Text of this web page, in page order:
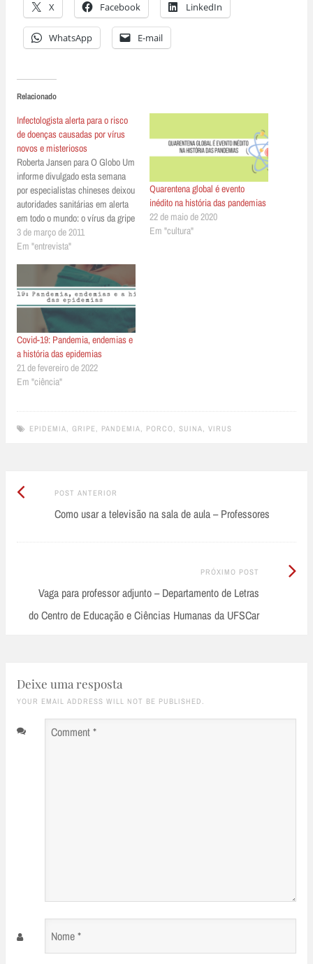
X Facebook LinkedIn
WhatsApp E-mail
Relacionado
Infectologista alerta para o risco
de doenças causadas por vírus
novos e misteriosos
Roberta Jansen para O Globo Um
informe divulgado esta semana
por especialistas chineses deixou
autoridades sanitárias em alerta
em todo o mundo: o vírus da gripe
suína H1N1 é compatível com o
vírus da gripe aviária endêmica
pode resultar em espécimes mais
virulentos. O…
3 de março de 2011
Em "entrevista"
Quarentena global é evento
inédito na história das pandemias
22 de maio de 2020
Em "cultura"
Covid-19: Pandemia, endemias e
a história das epidemias
21 de fevereiro de 2022
Em "ciência"
EPIDEMIA, GRIPE, PANDEMIA, PORCO, SUINA, VIRUS
Post
navigation
POST ANTERIOR
Anterior:
Como usar a televisão na sala de aula – Professores
PRÓXIMO POST
Vaga para professor adjunto – Departamento de Letras
do Centro de Educação e Ciências Humanas da UFSCar
Próximo
Deixe uma resposta
YOUR EMAIL ADDRESS WILL NOT BE PUBLISHED.
Comment
Nome